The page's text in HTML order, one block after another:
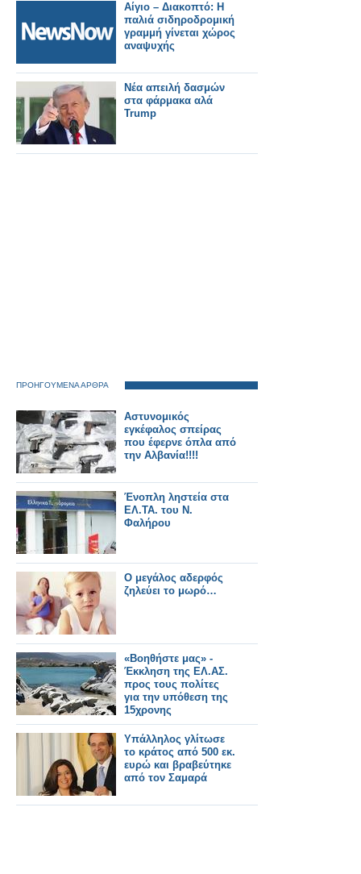
Αίγιο – Διακοπτό: Η
παλιά σιδηροδρομική
γραμμή γίνεται χώρος
αναψυχής
Nέα απειλή δασμών
στα φάρμακα αλά
Trump
ΠΡΟΗΓΟΥΜΕΝΑ ΑΡΘΡΑ
Αστυνομικός
εγκέφαλος σπείρας
που έφερνε όπλα από
την Αλβανία!!!!
Ένοπλη ληστεία στα
ΕΛ.ΤΑ. του Ν.
Φαλήρου
Ο μεγάλος αδερφός
ζηλεύει το μωρό…
«Βοηθήστε μας» -
Έκκληση της ΕΛ.ΑΣ.
προς τους πολίτες
για την υπόθεση της
15χρονης
Υπάλληλος γλίτωσε
το κράτος από 500 εκ.
ευρώ και βραβεύτηκε
από τον Σαμαρά